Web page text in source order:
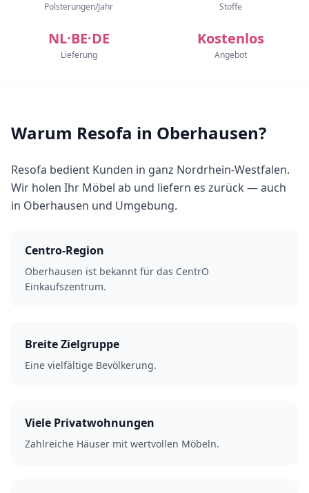
Polsterungen/Jahr Stoffe
NL·BE·DE
Lieferung
Kostenlos
Angebot
Warum Resofa in Oberhausen?
Resofa bedient Kunden in ganz Nordrhein-Westfalen.
Wir holen Ihr Möbel ab und liefern es zurück — auch
in Oberhausen und Umgebung.
Centro-Region
Oberhausen ist bekannt für das CentrO
Einkaufszentrum.
Breite Zielgruppe
Eine vielfältige Bevölkerung.
Viele Privatwohnungen
Zahlreiche Häuser mit wertvollen Möbeln.